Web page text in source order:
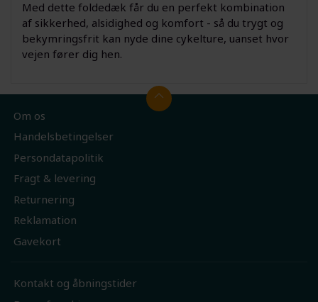
Med dette foldedæk får du en perfekt kombination
af sikkerhed, alsidighed og komfort - så du trygt og
bekymringsfrit kan nyde dine cykelture, uanset hvor
vejen fører dig hen.
Om os
Handelsbetingelser
Persondatapolitik
Fragt & levering
Returnering
Reklamation
Gavekort
Kontakt og åbningstider